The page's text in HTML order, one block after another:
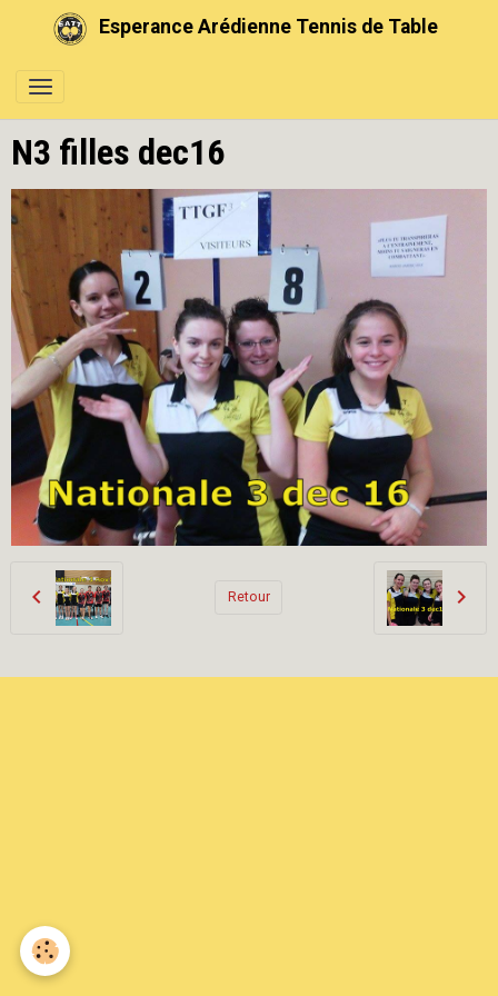
Esperance Arédienne Tennis de Table
N3 filles dec16
Retour